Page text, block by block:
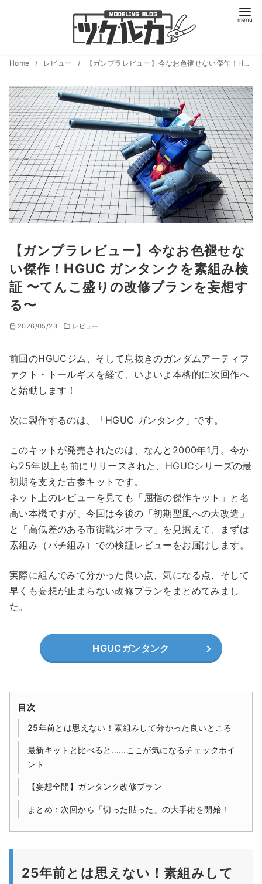
Home レビュー 【ガンプラレビュー】今なお色褪せない傑作！HGUC ガンタンクを素組み検証 〜てんこ盛りの改修プランを妄想する〜
【ガンプラレビュー】今なお色褪せな
い傑作！HGUC ガンタンクを素組み検
証 〜てんこ盛りの改修プランを妄想す
る〜
2026/05/23 レビュー
前回のHGUCジム、そして息抜きのガンダムアーティフ
ァクト・トールギスを経て、いよいよ本格的に次回作へ
と始動します！
次に製作するのは、「HGUC ガンタンク」です。
このキットが発売されたのは、なんと2000年1月。今か
ら25年以上も前にリリースされた、HGUCシリーズの最
初期を支えた古参キットです。
ネット上のレビューを見ても「屈指の傑作キット」と名
高い本機ですが、今回は今後の「初期型風への大改造」
と「高低差のある市街戦ジオラマ」を見据えて、まずは
素組み（パチ組み）での検証レビューをお届けします。
実際に組んでみて分かった良い点、気になる点、そして
早くも妄想が止まらない改修プランをまとめてみまし
た。
HGUCガンタンク
目次
25年前とは思えない！素組みして分かった良いところ
最新キットと比べると……ここが気になるチェックポイ
ント
【妄想全開】ガンタンク改修プラン
まとめ：次回から「切った貼った」の大手術を開始！
25年前とは思えない！素組みして